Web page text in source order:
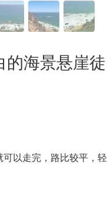
海景悬崖徒
以走完，路比较平，轻